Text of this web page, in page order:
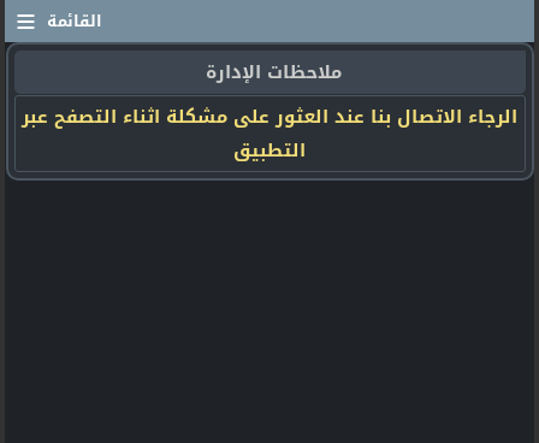
≡ القائمة
ملاحظات الإدارة
الرجاء الاتصال بنا عند العثور على مشكلة اثناء التصفح عبر
التطبيق